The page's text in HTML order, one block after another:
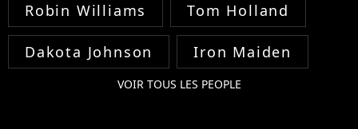
Robin Williams Tom Holland
Dakota Johnson Iron Maiden
VOIR TOUS LES PEOPLE